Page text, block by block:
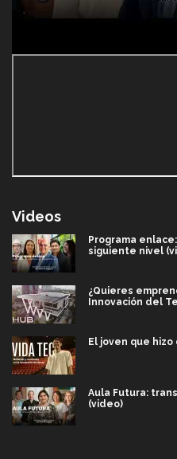
Videos
Programa
siguiente nivel
¿Quieres
Innovación del
El joven que
Aula Futura:
(video)